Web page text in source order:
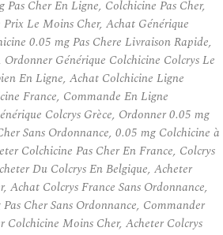
Cher En Ligne, Colchicine Pas Cher,
Le Moins Cher, Achat Générique
0.05 mg Pas Chere Livraison Rapide,
Ordonner Générique Colchicine Colcrys Le
En Ligne, Achat Colchicine Ligne
France, Commande En Ligne
Colcrys Grèce, Ordonner 0.05 mg
Sans Ordonnance, 0.05 mg Colchicine à
Colchicine Pas Cher En France, Colcrys
Du Colcrys En Belgique, Acheter
Achat Colcrys France Sans Ordonnance,
Cher Sans Ordonnance, Commander
Colchicine Moins Cher, Acheter Colcrys